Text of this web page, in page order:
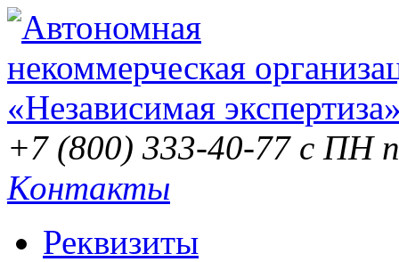
+7 (800) 333-40-77 с ПН
Контакты
Реквизиты